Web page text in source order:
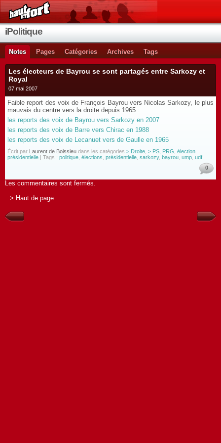
iPolitique
Notes Pages Catégories Archives Tags
Les électeurs de Bayrou se sont partagés entre Sarkozy et
Royal
07 mai 2007
Faible report des voix de François Bayrou vers Nicolas Sarkozy, le plus
mauvais du centre vers la droite depuis 1965 :
les reports des voix de Bayrou vers Sarkozy en 2007
les reports des voix de Barre vers Chirac en 1988
les reports des voix de Lecanuet vers de Gaulle en 1965
Écrit par Laurent de Boissieu dans les catégories > Droite > PS, PRG élection
présidentielle | Tags : politique élections présidentielle sarkozy, bayrou ump udf
0
Les commentaires sont fermés.
> Haut de page